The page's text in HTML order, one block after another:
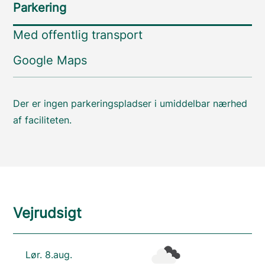
Parkering
Med offentlig transport
Google Maps
Der er ingen parkeringspladser i umiddelbar nærhed
af faciliteten.
Vejrudsigt
Lør. 8.aug.